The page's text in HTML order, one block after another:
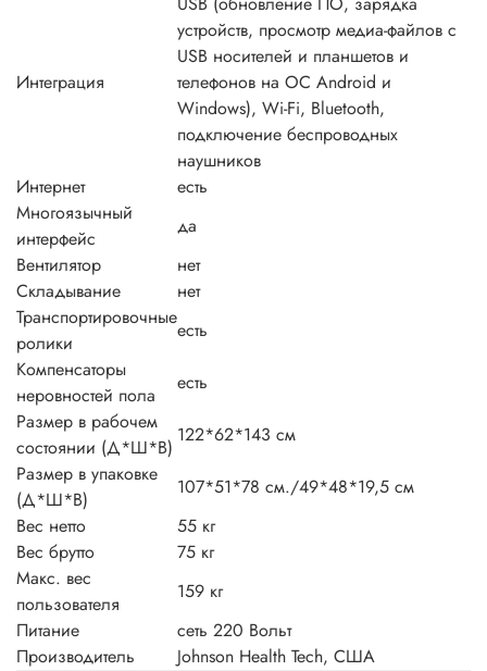
Интеграция
устройств, просмотр медиа-файлов с
USB носителей и планшетов и
телефонов на ОС Android и
Windows), Wi-Fi, Bluetooth,
подключение беспроводных
наушников
Интернет
есть
Многоязычный
интерфейс
да
Вентилятор
нет
Складывание
нет
Транспортировочные
ролики
есть
Компенсаторы
неровностей пола
есть
Размер в рабочем
состоянии (Д*Ш*В)
122*62*143 см
Размер в упаковке
(Д*Ш*В)
107*51*78 см./49*48*19,5 см
Вес нетто
55 кг
Вес брутто
75 кг
Макс. вес
пользователя
159 кг
Питание
сеть 220 Вольт
Производитель
Johnson Health Tech, США